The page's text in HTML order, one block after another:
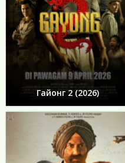
Гайонг 2 (2026)